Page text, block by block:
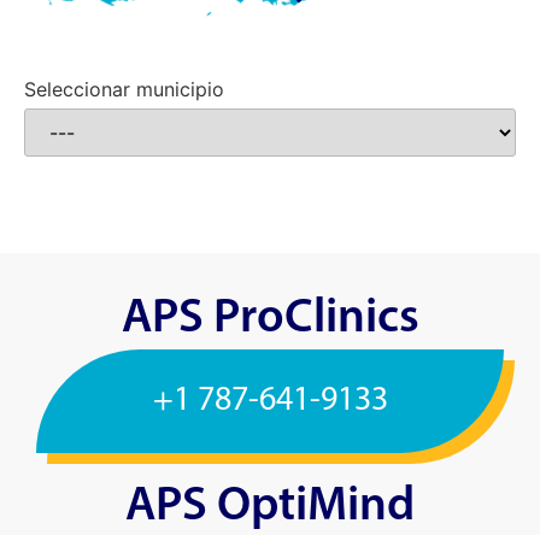
Seleccionar municipio
APS ProClinics
+1 787-641-9133
APS OptiMind